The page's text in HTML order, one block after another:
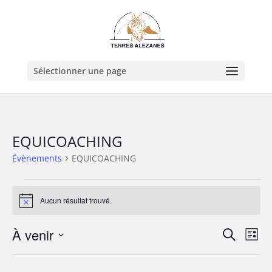
Sélectionner une page
EQUICOACHING
Évènements EQUICOACHING
Évènements
Notice Aucun résultat trouvé.
et
Recherche
de
Liste
À venir